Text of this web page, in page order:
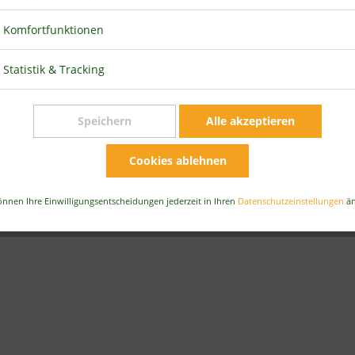
Komfortfunktionen
Statistik & Tracking
Speichern Alle akzeptieren
Cookies ablehnen
Ihre Einwilligungsentscheidungen jederzeit in Ihren Datenschutzeinstellungen